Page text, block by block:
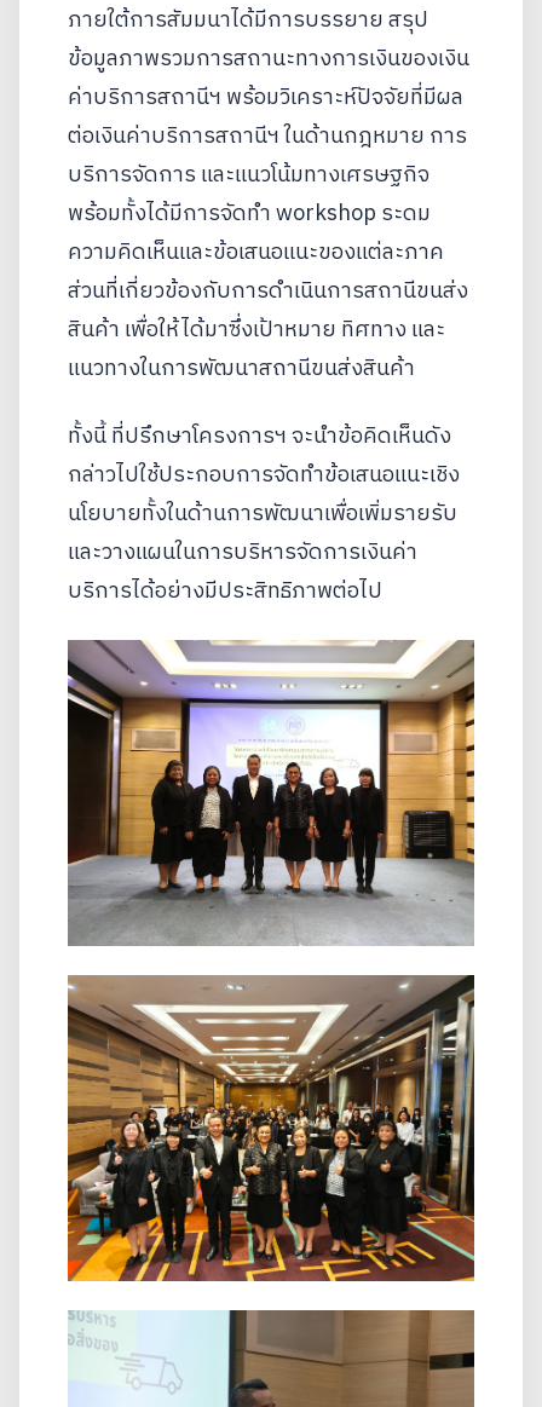
ภายใต้การสัมมนาได้มีการบรรยาย สรุป
ข้อมูลภาพรวมการสถานะทางการเงินของเงิน
ค่าบริการสถานีฯ พร้อมวิเคราะห์ปัจจัยที่มีผล
ต่อเงินค่าบริการสถานีฯ ในด้านกฎหมาย การ
บริการจัดการ และแนวโน้มทางเศรษฐกิจ
พร้อมทั้งได้มีการจัดทำ workshop ระดม
ความคิดเห็นและข้อเสนอแนะของแต่ละภาค
ส่วนที่เกี่ยวข้องกับการดำเนินการสถานีขนส่ง
สินค้า เพื่อให้ได้มาซึ่งเป้าหมาย ทิศทาง และ
แนวทางในการพัฒนาสถานีขนส่งสินค้า
ทั้งนี้ ที่ปรึกษาโครงการฯ จะนำข้อคิดเห็นดัง
กล่าวไปใช้ประกอบการจัดทำข้อเสนอแนะเชิง
นโยบายทั้งในด้านการพัฒนาเพื่อเพิ่มรายรับ
และวางแผนในการบริหารจัดการเงินค่า
บริการได้อย่างมีประสิทธิภาพต่อไป